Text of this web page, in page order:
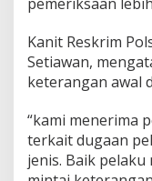
Kanit Reskrim
Setiawan,
keterangan awal
“kami menerima
terkait dugaan
jenis. Baik